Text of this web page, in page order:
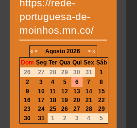
https://rede-
portuguesa-de-
moinhos.mn.co/
« < Agosto 2026 > »
Dom Seg Ter Qua Qui Sex Sáb
26
27 28 29 30 31
1
2
3 4 5 6 7
8
9
10 11 12 13 14
15
16
17 18 19 20 21
22
23
24 25 26 27 28
29
30
31 1 2 3 4 5